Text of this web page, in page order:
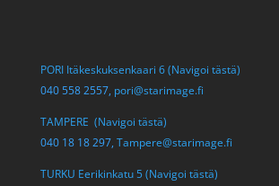
PORI Itäkeskuksenkaari 6 (Navigoi tästä)
040 558 2557, pori@starimage.fi
TAMPERE (Navigoi tästä)
040 18 18 297, Tampere@starimage.fi
TURKU Eerikinkatu 5 (Navigoi tästä)